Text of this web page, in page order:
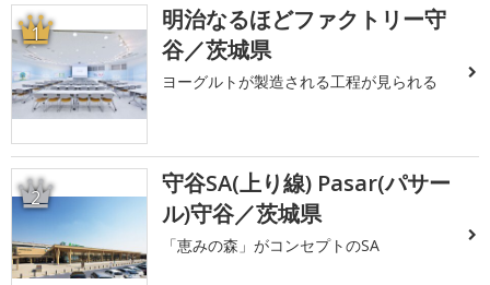
1
明治なるほどファクトリー守
谷／茨城県
ヨーグルトが製造される工程が見られる
2
守谷SA(上り線) Pasar(パサー
ル)守谷／茨城県
「恵みの森」がコンセプトのSA